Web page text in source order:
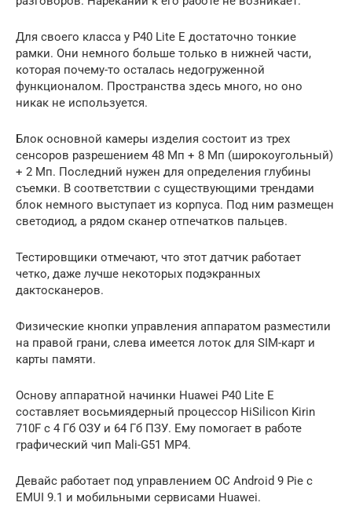
Для своего класса у P40 Lite E достаточно тонкие
рамки. Они немного больше только в нижней части,
которая почему-то осталась недогруженной
функционалом. Пространства здесь много, но оно
никак не используется.
Блок основной камеры изделия состоит из трех
сенсоров разрешением 48 Мп + 8 Мп (широкоугольный)
+ 2 Мп. Последний нужен для определения глубины
съемки. В соответствии с существующими трендами
блок немного выступает из корпуса. Под ним размещен
светодиод, а рядом сканер отпечатков пальцев.
Тестировщики отмечают, что этот датчик работает
четко, даже лучше некоторых подэкранных
дактосканеров.
Физические кнопки управления аппаратом разместили
на правой грани, слева имеется лоток для SIM-карт и
карты памяти.
Основу аппаратной начинки Huawei P40 Lite E
составляет восьмиядерный процессор HiSilicon Kirin
710F с 4 Гб ОЗУ и 64 Гб ПЗУ. Ему помогает в работе
графический чип Mali-G51 MP4.
Девайс работает под управлением ОС Android 9 Pie с
EMUI 9.1 и мобильными сервисами Huawei.